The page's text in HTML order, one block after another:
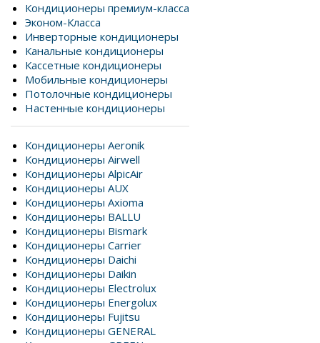
Кондиционеры премиум-класса
Эконом-Класса
Инверторные кондиционеры
Канальные кондиционеры
Кассетные кондиционеры
Мобильные кондиционеры
Потолочные кондиционеры
Настенные кондиционеры
Кондиционеры Aeronik
Кондиционеры Airwell
Кондиционеры AlpicAir
Кондиционеры AUX
Кондиционеры Axioma
Кондиционеры BALLU
Кондиционеры Bismark
Кондиционеры Carrier
Кондиционеры Daichi
Кондиционеры Daikin
Кондиционеры Electrolux
Кондиционеры Energolux
Кондиционеры Fujitsu
Кондиционеры GENERAL